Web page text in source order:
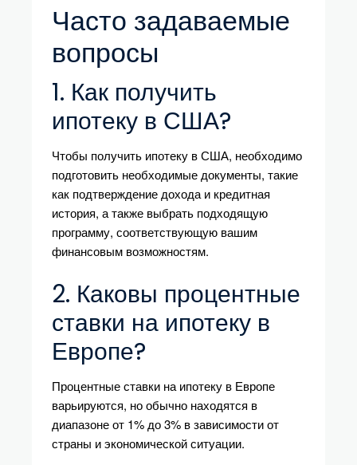
Часто задаваемые
вопросы
1. Как получить
ипотеку в США?
Чтобы получить ипотеку в США, необходимо
подготовить необходимые документы, такие
как подтверждение дохода и кредитная
история, а также выбрать подходящую
программу, соответствующую вашим
финансовым возможностям.
2. Каковы процентные
ставки на ипотеку в
Европе?
Процентные ставки на ипотеку в Европе
варьируются, но обычно находятся в
диапазоне от 1% до 3% в зависимости от
страны и экономической ситуации.